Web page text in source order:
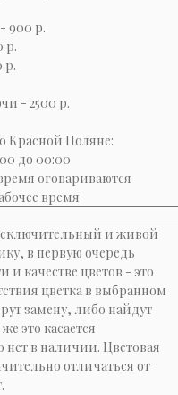
900 р.
р.
р.
- 2500 р.
Красной Поляне:
до 00:00
оговариваются
время
и живой
в первую очередь
и качестве цветов - это
цветка в выбранном
замену, либо найдут
это касается
нет в наличии. Цветовая
отличаться от